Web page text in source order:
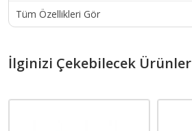
Tüm Özellikleri Gör
İlginizi Çekebilecek Ürünler